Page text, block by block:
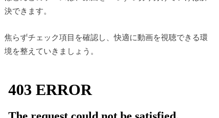
決できます。
焦らずチェック項目を確認し、快適に動画を視聴できる環
境を整えていきましょう。